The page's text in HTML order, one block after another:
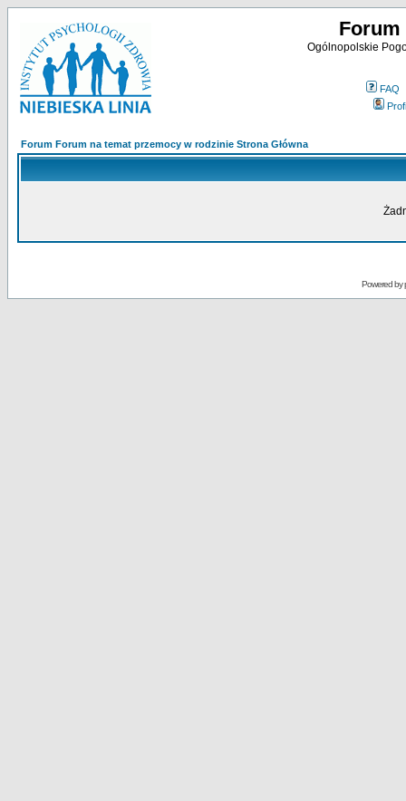
Forum
Ogólnopolskie
FAQ
Forum Forum na temat przemocy w rodzinie Strona Główna
Powered by